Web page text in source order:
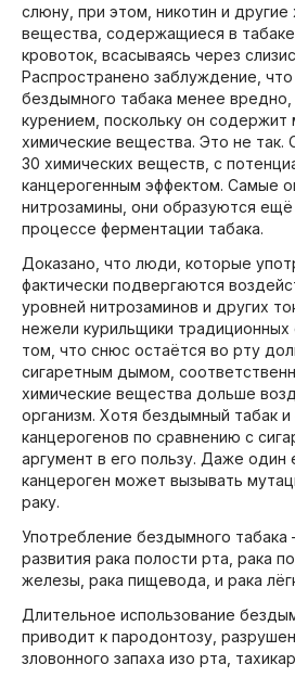
слюну, при этом, никотин и другие
вещества, содержащиеся в
кровоток, всасываясь через
Распространено заблуждение, что
бездымного табака менее
курением, поскольку он содержит
химические вещества. Это не
30 химических веществ, с
канцерогенным эффектом. Самые
нитрозамины, они образуются
процессе ферментации табака.
Доказано, что люди, которые
фактически подвергаются
уровней нитрозаминов и других
нежели курильщики традиционных
том, что снюс остаётся во рту
сигаретным дымом,
химические вещества дольше
организм. Хотя бездымный табак
канцерогенов по сравнению с
аргумент в его пользу. Даже один
канцероген может вызывать
раку.
Употребление бездымного табака
развития рака полости рта, рака
железы, рака пищевода, и рака
Длительное использование
приводит к пародонтозу,
зловонного запаха изо рта,